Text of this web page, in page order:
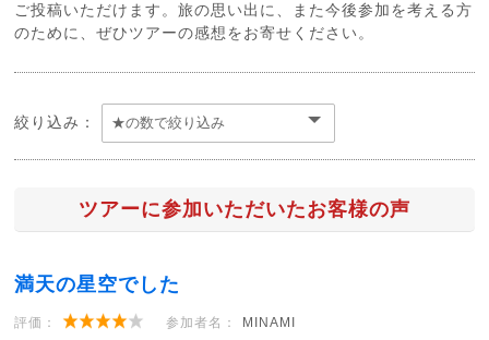
ご投稿いただけます。旅の思い出に、また今後参加を考える方
のために、ぜひツアーの感想をお寄せください。
絞り込み：
ツアーに参加いただいたお客様の声
満天の星空でした
評価： 参加者名： MINAMI